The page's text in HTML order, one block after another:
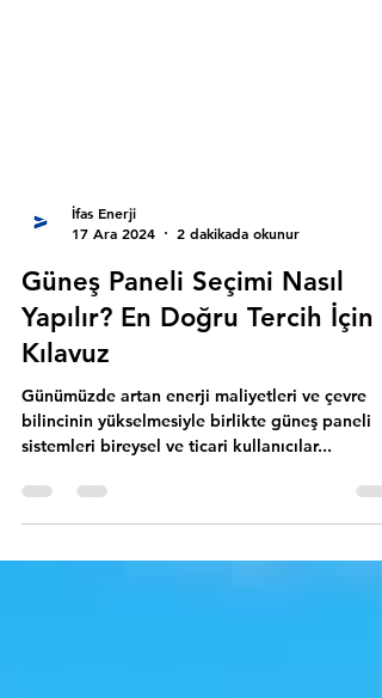
İfas Enerji
17 Ara 2024
2 dakikada okunur
Güneş Paneli Seçimi Nasıl
Yapılır? En Doğru Tercih İçin
Kılavuz
Günümüzde artan enerji maliyetleri ve çevre
sistemleri bireysel ve ticari kullanıcılar...